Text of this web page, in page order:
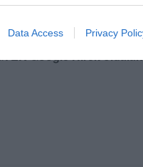
Data Access Privacy
Google Hírek oldalán!